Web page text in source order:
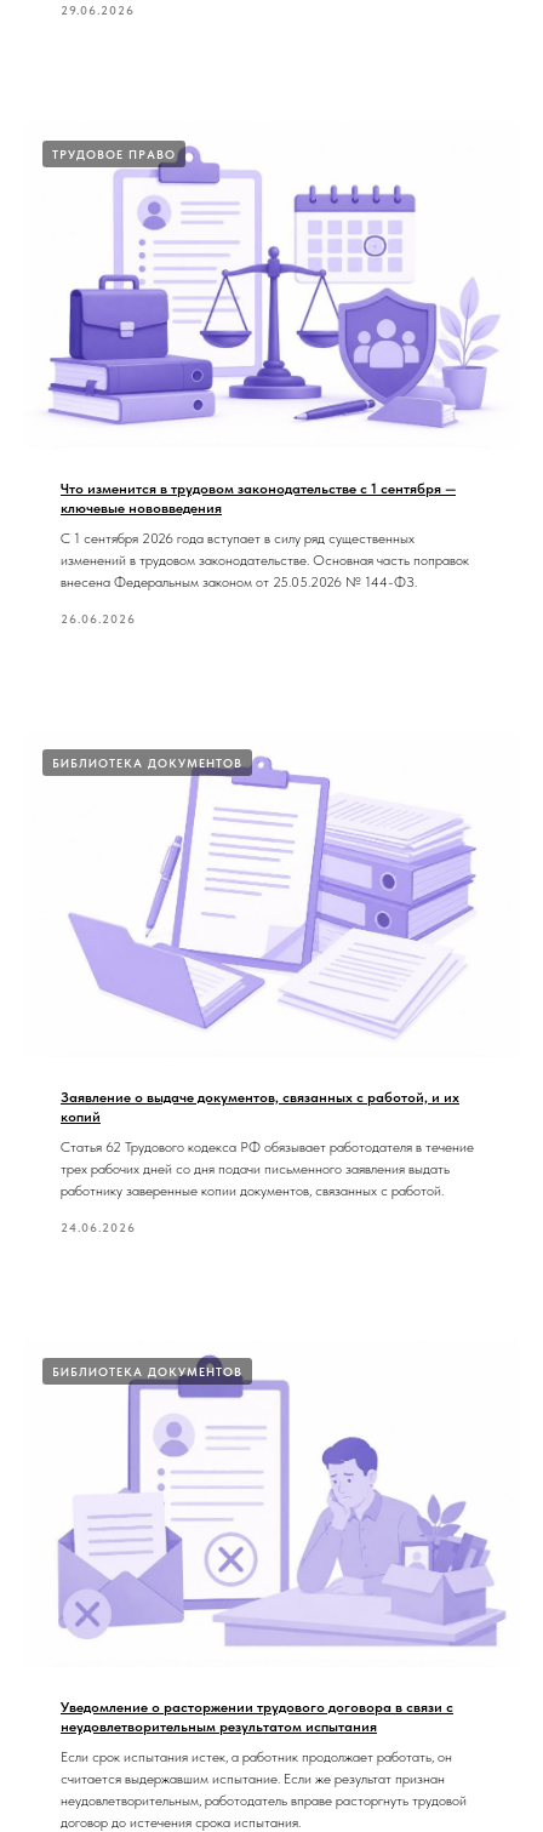
29.06.2026
ТРУДОВОЕ ПРАВО
Что изменится в трудовом законодательстве с 1 сентября —
ключевые нововведения
С 1 сентября 2026 года вступает в силу ряд существенных
изменений в трудовом законодательстве. Основная часть поправок
внесена Федеральным законом от 25.05.2026 № 144-ФЗ.
26.06.2026
БИБЛИОТЕКА ДОКУМЕНТОВ
Заявление о выдаче документов, связанных с работой, и их
копий
Статья 62 Трудового кодекса РФ обязывает работодателя в течение
трех рабочих дней со дня подачи письменного заявления выдать
работнику заверенные копии документов, связанных с работой.
24.06.2026
БИБЛИОТЕКА ДОКУМЕНТОВ
Уведомление о расторжении трудового договора в связи с
неудовлетворительным результатом испытания
Если срок испытания истек, а работник продолжает работать, он
считается выдержавшим испытание. Если же результат признан
неудовлетворительным, работодатель вправе расторгнуть трудовой
договор до истечения срока испытания.